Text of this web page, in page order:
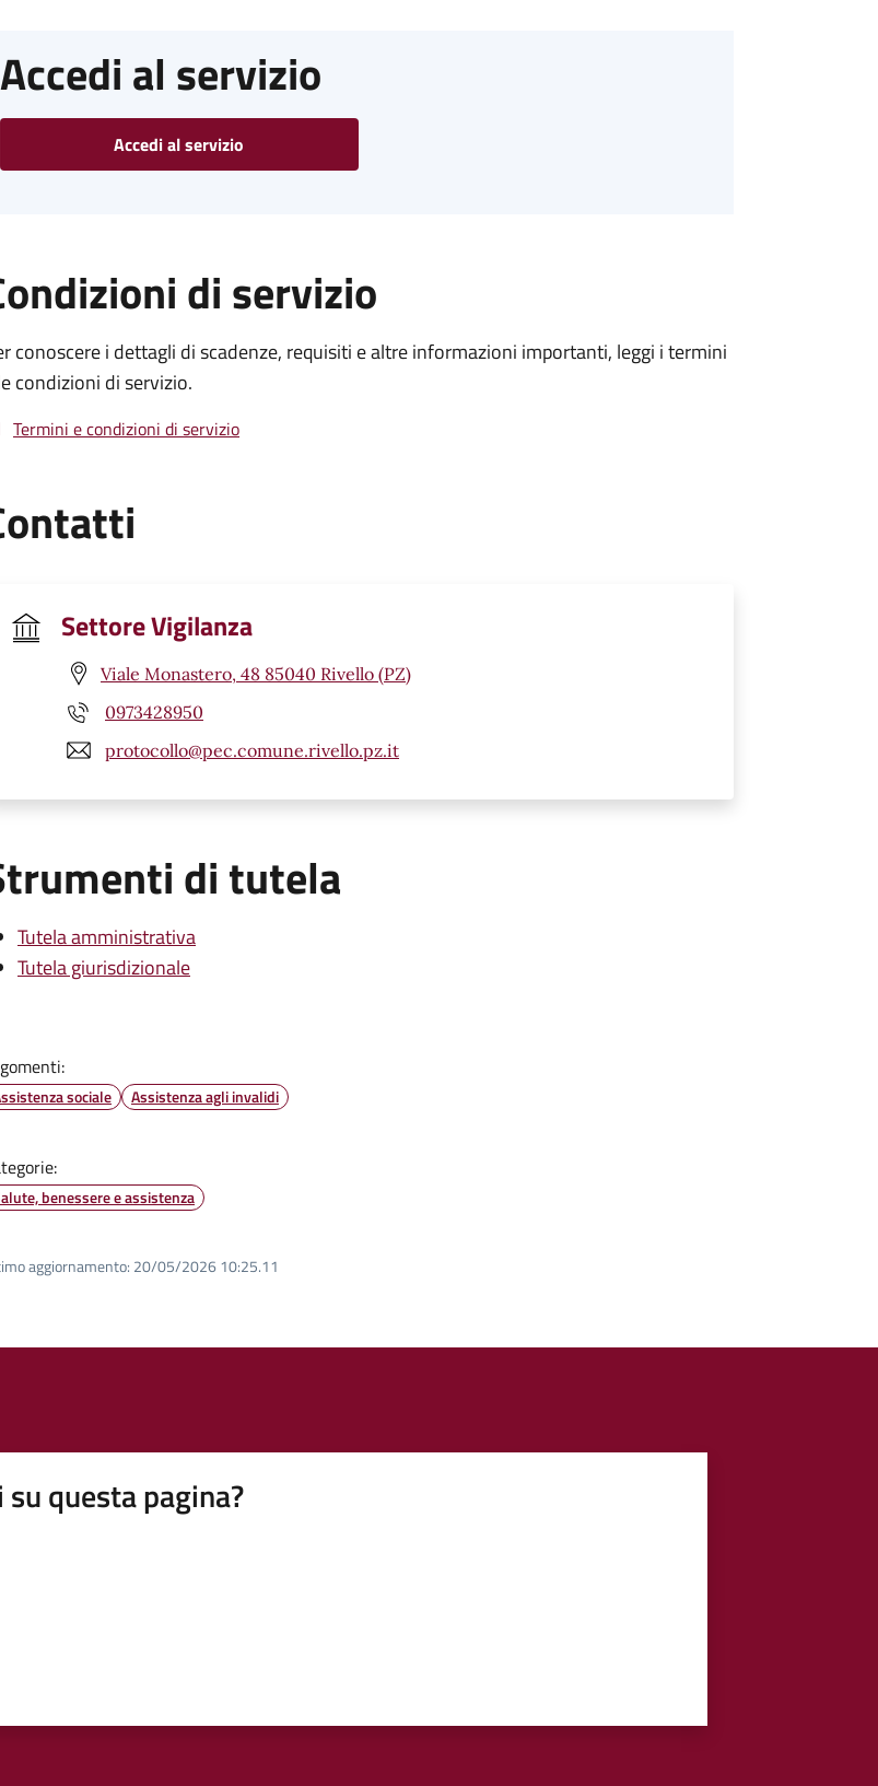
Accedi al servizio
Accedi al servizio
di servizio
conoscere i dettagli di scadenze, requisiti e altre informazioni importanti, leggi i termini
condizioni di servizio.
Termini e condizioni di servizio
Settore Vigilanza
Viale Monastero, 48 85040 Rivello (PZ)
0973428950
protocollo@pec.comune.rivello.pz.it
di tutela
Tutela amministrativa
Tutela giurisdizionale
sociale Assistenza agli invalidi
benessere e assistenza
aggiornamento: 20/05/2026 10:25.11
questa pagina?